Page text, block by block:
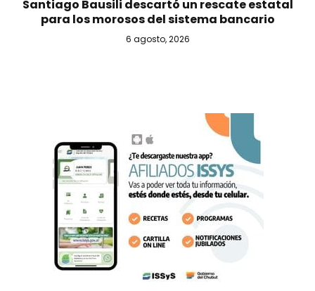
Santiago Bausili descartó un rescate estatal
para los morosos del sistema bancario
6 agosto, 2026